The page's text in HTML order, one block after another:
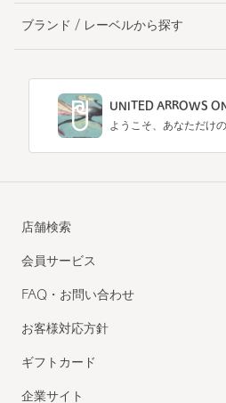
ブランド / レーベルから探す
UNITED ARROWS
ようこそ、あなただけ
店舗検索
会員サービス
FAQ・お問い合わせ
お客様対応方針
ギフトカード
企業サイト